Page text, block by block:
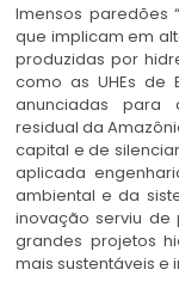
Imensos paredões
que implicam em
produzidas por
como as UHEs de
anunciadas para
residual da
capital e de
aplicada
ambiental e da
inovação serviu
grandes projetos
mais sustentáveis e